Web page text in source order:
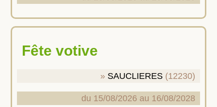
Fête votive
SAUCLIERES (12230)
du 15/08/2026 au 16/08/2028